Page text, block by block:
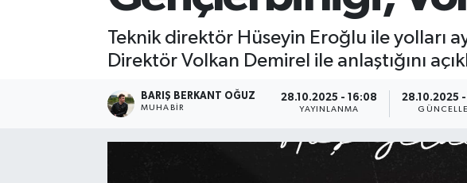
Teknik direktör Hüseyin Eroğlu ile yolları
Direktör Volkan Demirel ile anlaştığını
BARIŞ BERKANT OĞUZ
MUHABIR
28.10.2025 - 16:08
YAYINLANMA
28.10.2025